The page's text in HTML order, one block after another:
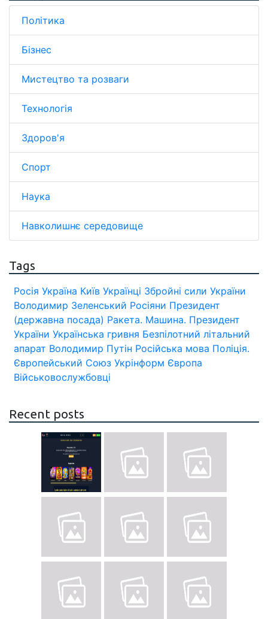
Політика
Бізнес
Мистецтво та розваги
Технологія
Здоров'я
Спорт
Наука
Навколишнє середовище
Tags
Росія Україна Київ Українці Збройні сили України
Володимир Зеленський Росіяни Президент
(державна посада) Ракета. Машина. Президент
України Українська гривня Безпілотний літальний
апарат Володимир Путін Російська мова Поліція.
Європейський Союз Укрінформ Європа
Військовослужбовці
Recent posts